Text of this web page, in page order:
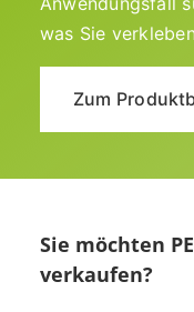
was Sie
Zum
Sie möchten
verkaufen?